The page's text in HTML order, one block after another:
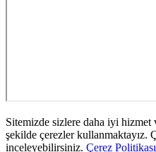
Sitemizde sizlere daha iyi
şekilde çerezler kullanmaktayız.
inceleyebilirsiniz. Çerez Politikası